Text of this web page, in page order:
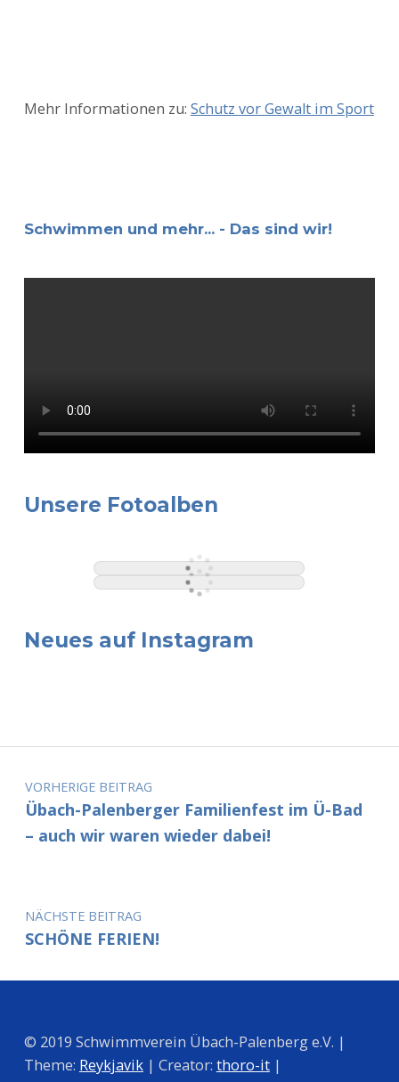
Mehr Informationen zu: Schutz vor Gewalt im Sport
Schwimmen und mehr... - Das sind wir!
Unsere Fotoalben
Neues auf Instagram
Beitragsnavigation
VORHERIGE BEITRAG
Übach-Palenberger Familienfest im Ü-Bad
– auch wir waren wieder dabei!
NÄCHSTE BEITRAG
SCHÖNE FERIEN!
© 2019 Schwimmverein Übach-Palenberg e.V. |
Theme: Reykjavik| Creator: thoro-it|